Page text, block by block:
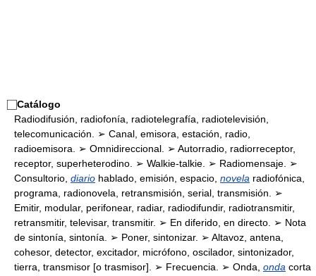
⃞Catálogo
Radiodifusión, radiofonía, radiotelegrafía, radiotelevisión,
telecomunicación. ➢ Canal, emisora, estación, radio,
radioemisora. ➢ Omnidireccional. ➢ Autorradio, radiorreceptor,
receptor, superheterodino. ➢ Walkie-talkie. ➢ Radiomensaje. ➢
Consultorio, diario hablado, emisión, espacio, novela radiofónica,
programa, radionovela, retransmisión, serial, transmisión. ➢
Emitir, modular, perifonear, radiar, radiodifundir, radiotransmitir,
retransmitir, televisar, transmitir. ➢ En diferido, en directo. ➢ Nota
de sintonía, sintonía. ➢ Poner, sintonizar. ➢ Altavoz, antena,
cohesor, detector, excitador, micrófono, oscilador, sintonizador,
tierra, transmisor [o trasmisor]. ➢ Frecuencia. ➢ Onda, onda corta